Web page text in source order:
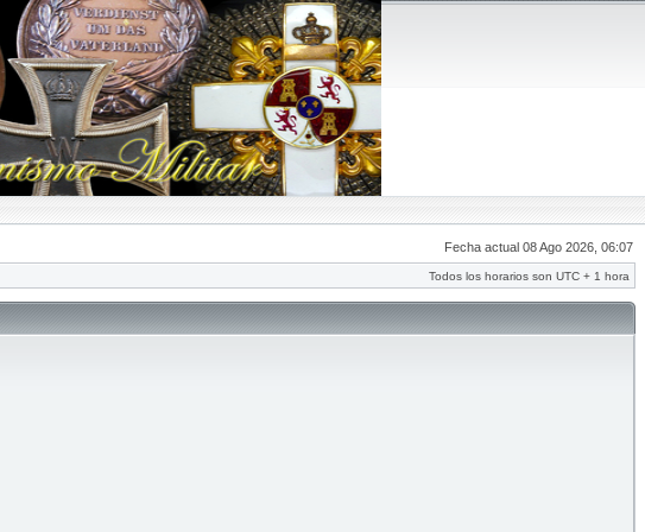
Fecha actual 08 Ago 2026, 06:07
Todos los horarios son UTC + 1 hora